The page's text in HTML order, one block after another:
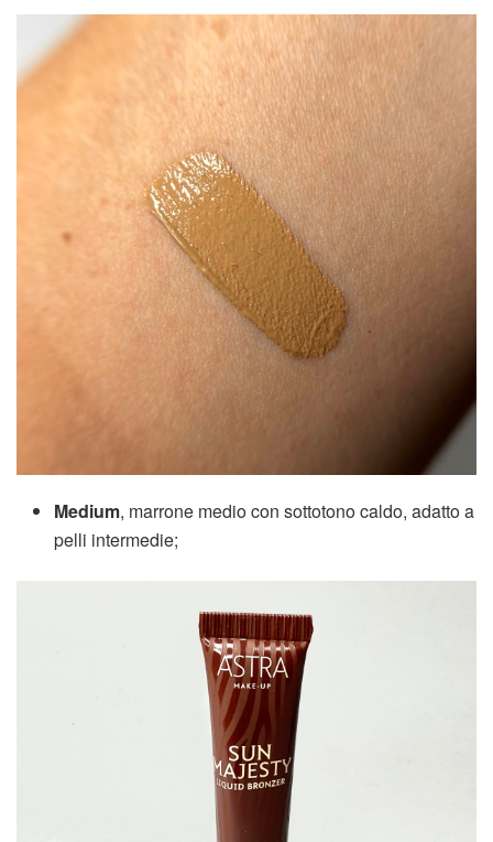
Medium, marrone medio con sottotono caldo, adatto a
pelli intermedie;